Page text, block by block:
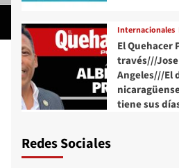
Internacionales
El Quehacer
través///
Angeles///El
tiene sus
Redes Sociales